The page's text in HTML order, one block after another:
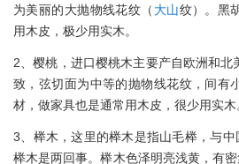
为美丽的大抛物线花纹（ 大山纹）。黑
用木皮，极少用实木。
2、樱桃，进口樱桃木主要产自欧洲和北
致，弦切面为中等的抛物线花纹，间有
材，做家具也是通常用木皮，很少用实木
3、榉木，这里的榉木是指山毛榉，与中
榉木是两回事。榉木色泽明亮浅黄，有